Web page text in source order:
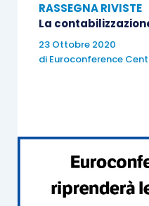
RASSEGNA RIVISTE
La
23 Ottobre 2020
di Euroconference